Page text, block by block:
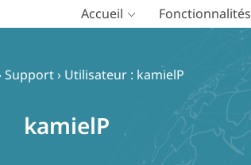
Accueil Fonctionnalités
Support› Utilisateur : kamielP
kamielP